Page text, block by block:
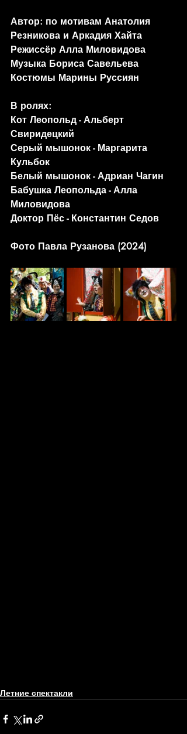
Автор: по мотивам Анатолия
Резникова и Аркадия Хайта
Режиссёр Алла Миловидова
Музыка Бориса Савельева
Костюмы Марины Руссиян
В ролях:
Кот Леопольд - Альберт
Свиридецкий
Серый мышонок - Маргарита
Кульбок
Белый мышонок - Адриан Чагин
Бабушка Леопольда - Алла
Миловидова
Доктор Пёс - Константин Седов
Фото Павла Рузанова (2024)
Летние спектакли